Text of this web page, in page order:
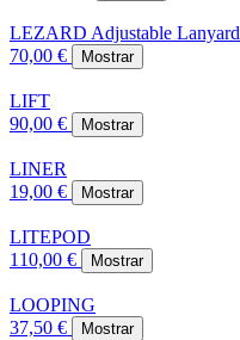
LEZARD Adjustable Lanyard
70,00 €
Mostrar
LIFT
90,00 €
Mostrar
LINER
19,00 €
Mostrar
LITEPOD
110,00 €
Mostrar
LOOPING
37,50 €
Mostrar